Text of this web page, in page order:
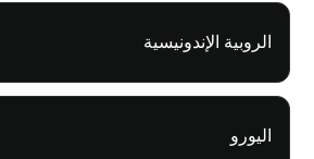
الروبية الإندونيسية
اليورو